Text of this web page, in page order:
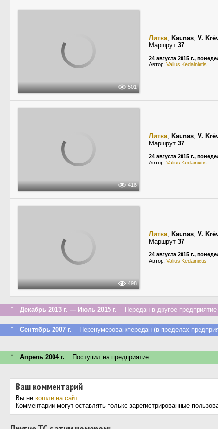
501
Литва, Kaunas, V.
Маршрут 37
24 августа 2015 г.,
Автор: Valius Kedainietis
418
Литва, Kaunas, V.
Маршрут 37
24 августа 2015 г.,
Автор: Valius Kedainietis
498
Литва, Kaunas, V.
Маршрут 37
24 августа 2015 г.,
Автор: Valius Kedainietis
↑ Декабрь 2013 г. — Июль 2015 г. Передан в другое предприятие
↑ Сентябрь 2007 г. Перенумерован/передан (в пределах
↑ Апрель 2004 г. Поступил на предприятие
Ваш комментарий
Вы не вошли на сайт.
Комментарии могут оставлять только зарегистрированные